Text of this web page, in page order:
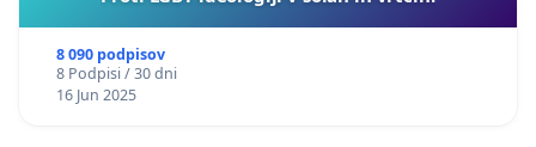
8 090 podpisov
8 Podpisi / 30 dni
16 Jun 2025